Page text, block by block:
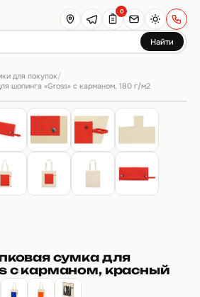
Найти
0
для покупок/
шопинга «Gross» с карманом, 180 г/м2
сумка для
с карманом, красный